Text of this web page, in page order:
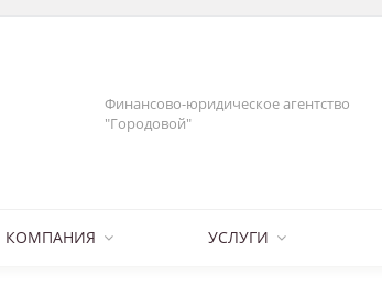
Финансово-юридическое агентство
"Городовой"
КОМПАНИЯ УСЛУГИ